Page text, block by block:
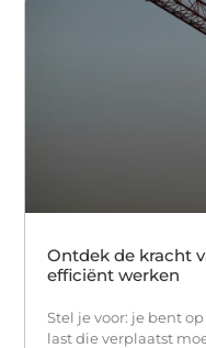
Ontdek de kracht
efficiënt werken
Stel je voor: je bent
last die verplaatst